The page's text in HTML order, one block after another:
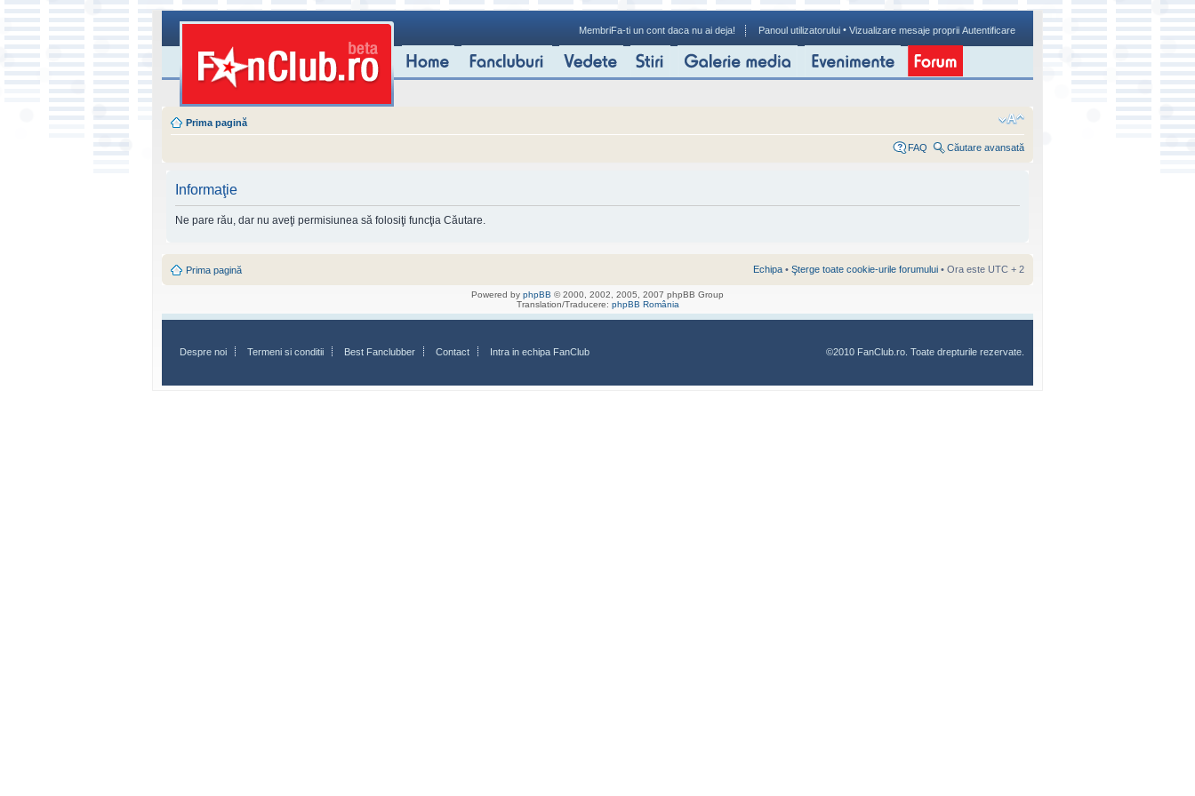
MembriFa-ti un cont daca nu ai deja! Panoul utilizatorului • Vizualizare mesaje proprii Autentificare
Prima pagină
FAQ Căutare avansată
Informaţie
Ne pare rău, dar nu aveţi permisiunea să folosiţi funcţia Căutare.
Prima pagină Echipa • Şterge toate cookie-urile forumului • Ora este UTC + 2
Powered by phpBB © 2000, 2002, 2005, 2007 phpBB Group
Translation/Traducere: phpBB România
Despre noi Termeni si conditii Best Fanclubber Contact Intra in echipa FanClub ©2010 FanClub.ro. Toate drepturile rezervate.